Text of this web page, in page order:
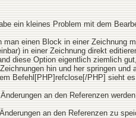
ein kleines Problem mit dem
man einen Block in einer Zeichnung
in einer Zeichnung direkt
diese Option eigentlich ziemlich
hin und her springen und
Befehl[PHP]refclose[/PHP] sieht
an den Referenzen
an den Referenzen zu